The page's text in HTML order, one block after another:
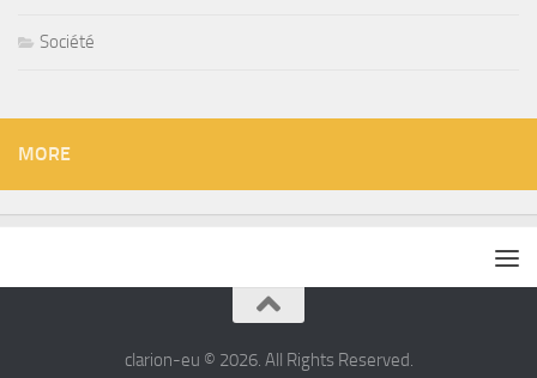
Société
MORE
clarion-eu © 2026. All Rights Reserved.